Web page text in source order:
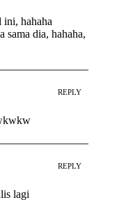
ini, hahaha
sama dia, hahaha,
REPLY
REPLY
lagi